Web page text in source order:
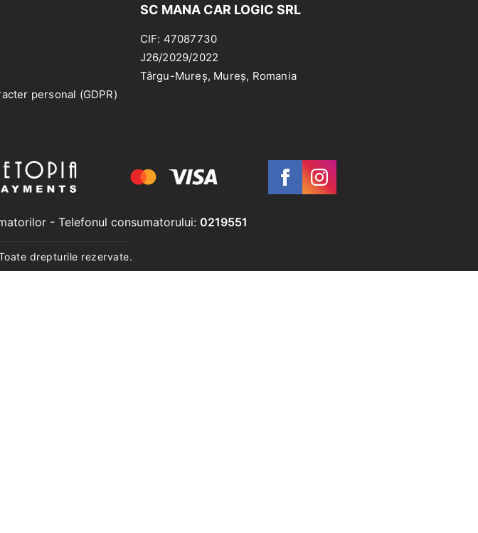
personal (GDPR)
SC MANA CAR LOGIC SRL
CIF: 47087730
J26/2029/2022
Târgu-Mureș, Mureș, Romania
- Telefonul consumatorului: 0219551
drepturile rezervate.